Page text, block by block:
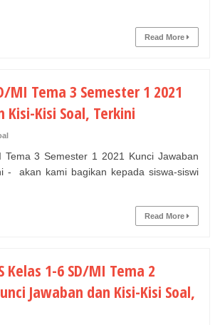
Read More
MI Tema 3 Semester 1 2021
Kisi-Kisi Soal, Terkini
Tema 3 Semester 1 2021 Kunci Jawaban
- akan kami bagikan kepada siswa-siswi
Read More
Kelas 1-6 SD/MI Tema 2
Jawaban dan Kisi-Kisi Soal,